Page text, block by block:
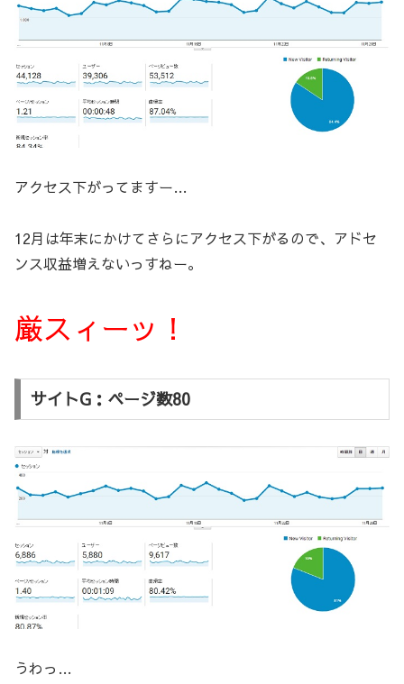
アクセス下がってますー…
12月は年末にかけてさらにアクセス下がるので、アドセ
ンス収益増えないっすねー。
厳スィーッ！
サイトG：ページ数80
うわっ…